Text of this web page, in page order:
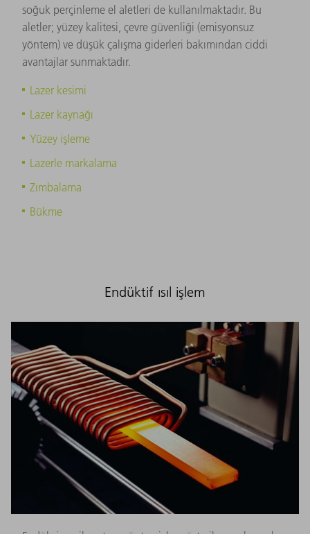
soğuk perçinleme el aletleri de kullanılmaktadır. Bu
aletler; yüzey kalitesi, çevre güvenliği (emisyonsuz
yöntem) ve düşük çalışma giderleri bakımından ciddi
avantajlar sunmaktadır.
Lazer kesimi
Lazer kaynağı
Yüzey işleme
Lazerle markalama
Zımbalama
Bükme
Endüktif ısıl işlem